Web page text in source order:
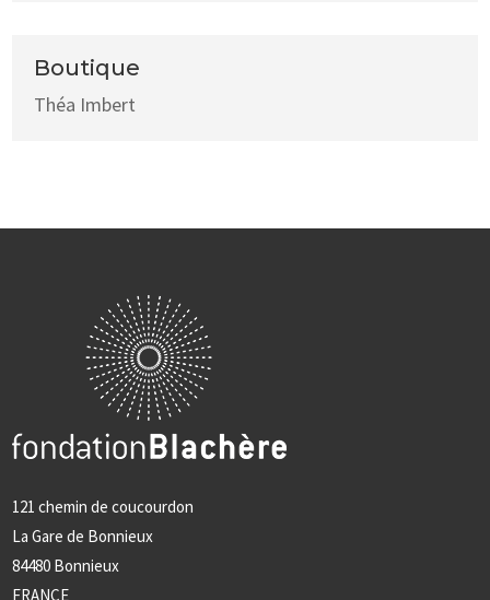
Boutique
Théa Imbert
121 chemin de coucourdon
La Gare de Bonnieux
84480 Bonnieux
FRANCE